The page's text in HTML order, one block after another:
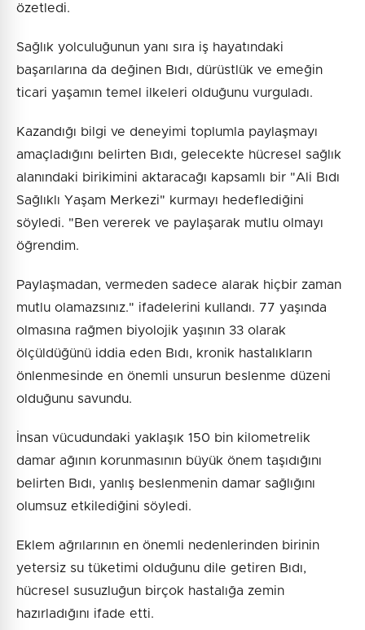
özetledi.
Sağlık yolculuğunun yanı sıra iş hayatındaki
başarılarına da değinen Bıdı, dürüstlük ve emeğin
ticari yaşamın temel ilkeleri olduğunu vurguladı.
Kazandığı bilgi ve deneyimi toplumla paylaşmayı
amaçladığını belirten Bıdı, gelecekte hücresel sağlık
alanındaki birikimini aktaracağı kapsamlı bir "Ali Bıdı
Sağlıklı Yaşam Merkezi" kurmayı hedeflediğini
söyledi. "Ben vererek ve paylaşarak mutlu olmayı
öğrendim.
Paylaşmadan, vermeden sadece alarak hiçbir zaman
mutlu olamazsınız." ifadelerini kullandı. 77 yaşında
olmasına rağmen biyolojik yaşının 33 olarak
ölçüldüğünü iddia eden Bıdı, kronik hastalıkların
önlenmesinde en önemli unsurun beslenme düzeni
olduğunu savundu.
İnsan vücudundaki yaklaşık 150 bin kilometrelik
damar ağının korunmasının büyük önem taşıdığını
belirten Bıdı, yanlış beslenmenin damar sağlığını
olumsuz etkilediğini söyledi.
Eklem ağrılarının en önemli nedenlerinden birinin
yetersiz su tüketimi olduğunu dile getiren Bıdı,
hücresel susuzluğun birçok hastalığa zemin
hazırladığını ifade etti.